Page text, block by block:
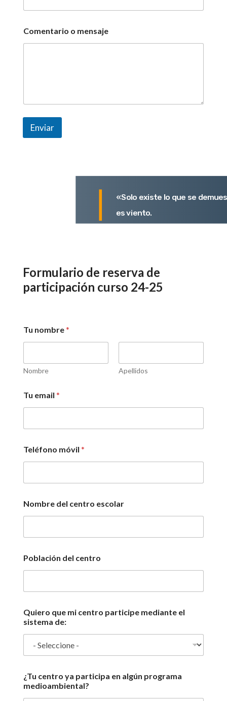
Comentario o mensaje
Enviar
«Solo existe lo que se
es viento.
Formulario de reserva de
participación curso 24-25
Tu nombre*
Nombre Apellidos
Tu email *
Teléfono móvil *
Nombre del centro escolar
Población del centro
Quiero que mi centro participe mediante el
sistema de:
¿Tu centro ya participa en algún programa
medioambiental?